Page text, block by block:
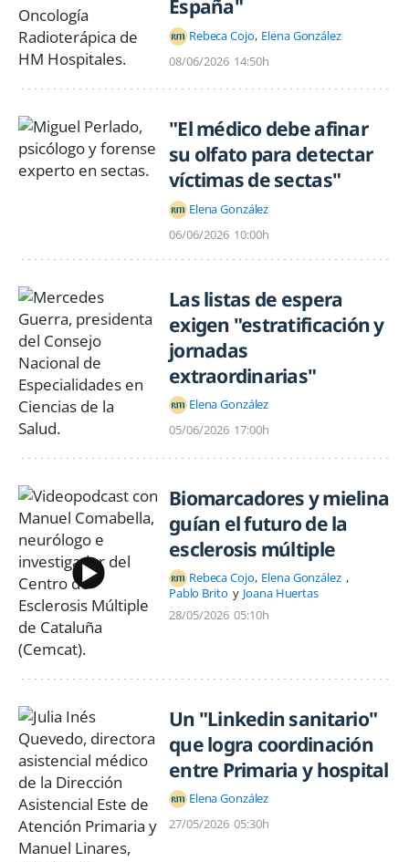
España"
Rebeca Cojo Elena González
08/06/2026 14:50h
"El médico debe afinar
su olfato para detectar
víctimas de sectas"
Elena González
06/06/2026 10:00h
Las listas de espera
exigen "estratificación y
jornadas
extraordinarias"
Elena González
05/06/2026 17:00h
Biomarcadores y mielina
guían el futuro de la
esclerosis múltiple
Rebeca Cojo Elena González
Pablo Brito
Joana Huertas
28/05/2026 05:10h
Un "Linkedin sanitario"
que logra coordinación
entre Primaria y hospital
Elena González
27/05/2026 05:30h